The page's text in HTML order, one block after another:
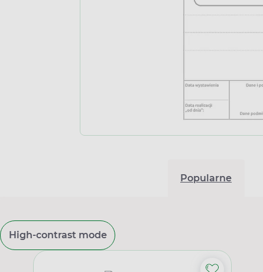
Popularne
High-contrast mode